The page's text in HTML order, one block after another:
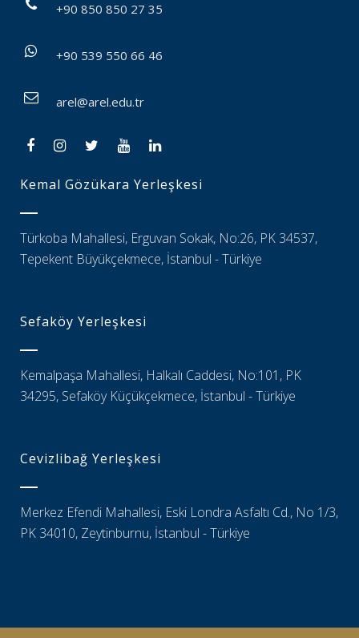
+90 850 850 27 35
+90 539 550 66 46
arel@arel.edu.tr
Kemal Gözükara Yerleşkesi
Türkoba Mahallesi, Erguvan Sokak, No:26, PK 34537,
Tepekent Büyükçekmece, İstanbul - Türkiye
Sefaköy Yerleşkesi
Kemalpaşa Mahallesi, Halkalı Caddesi, No:101, PK
34295, Sefaköy Küçükçekmece, İstanbul - Türkiye
Cevizlibağ Yerleşkesi
Merkez Efendi Mahallesi, Eski Londra Asfaltı Cd., No 1/3,
PK 34010, Zeytinburnu, İstanbul - Türkiye